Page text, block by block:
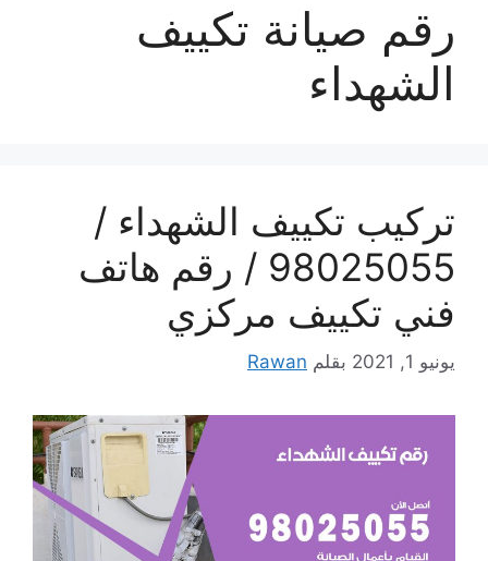
رقم صيانة تكييف
الشهداء
تركيب تكييف الشهداء /
98025055 / رقم هاتف
فني تكييف مركزي
يونيو 1, 2021 بقلم Rawan